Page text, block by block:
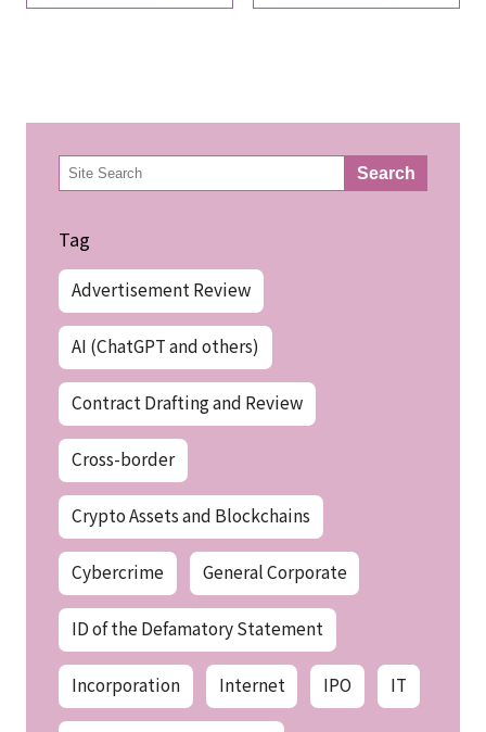
検
索 Search
Tag
Advertisement Review
AI (ChatGPT and others)
Contract Drafting and Review
Cross-border
Crypto Assets and Blockchains
Cybercrime General Corporate
ID of the Defamatory Statement
Incorporation Internet IPO IT